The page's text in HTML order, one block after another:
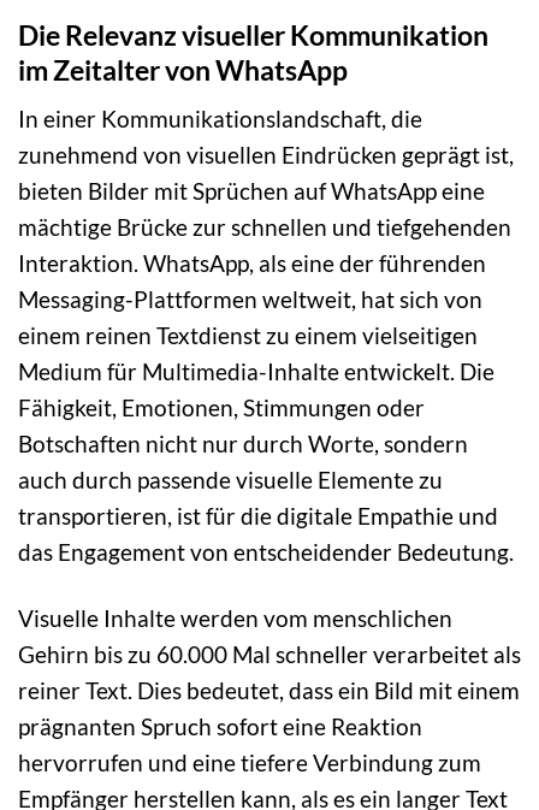
Die Relevanz visueller Kommunikation
im Zeitalter von WhatsApp
In einer Kommunikationslandschaft, die
zunehmend von visuellen Eindrücken geprägt ist,
bieten Bilder mit Sprüchen auf WhatsApp eine
mächtige Brücke zur schnellen und tiefgehenden
Interaktion. WhatsApp, als eine der führenden
Messaging-Plattformen weltweit, hat sich von
einem reinen Textdienst zu einem vielseitigen
Medium für Multimedia-Inhalte entwickelt. Die
Fähigkeit, Emotionen, Stimmungen oder
Botschaften nicht nur durch Worte, sondern
auch durch passende visuelle Elemente zu
transportieren, ist für die digitale Empathie und
das Engagement von entscheidender Bedeutung.
Visuelle Inhalte werden vom menschlichen
Gehirn bis zu 60.000 Mal schneller verarbeitet als
reiner Text. Dies bedeutet, dass ein Bild mit einem
prägnanten Spruch sofort eine Reaktion
hervorrufen und eine tiefere Verbindung zum
Empfänger herstellen kann, als es ein langer Text